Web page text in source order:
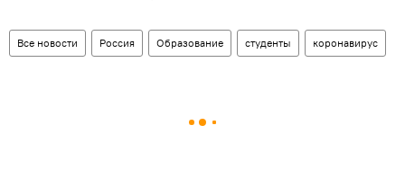
Все новости Россия Образование студенты коронавирус